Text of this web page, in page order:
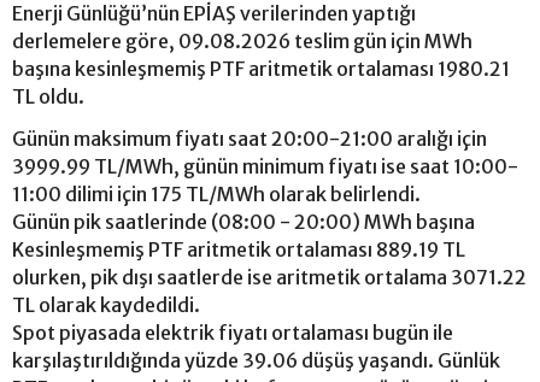
Enerji Günlüğü’nün EPİAŞ verilerinden yaptığı
derlemelere göre, 09.08.2026 teslim gün için MWh
başına kesinleşmemiş PTF aritmetik ortalaması 1980.21
TL oldu.
Günün maksimum fiyatı saat 20:00-21:00 aralığı için
3999.99 TL/MWh, günün minimum fiyatı ise saat 10:00-
11:00 dilimi için 175 TL/MWh olarak belirlendi.
Günün pik saatlerinde (08:00 - 20:00) MWh başına
Kesinleşmemiş PTF aritmetik ortalaması 889.19 TL
olurken, pik dışı saatlerde ise aritmetik ortalama 3071.22
TL olarak kaydedildi.
Spot piyasada elektrik fiyatı ortalaması bugün ile
karşılaştırıldığında yüzde 39.06 düşüş yaşandı. Günlük